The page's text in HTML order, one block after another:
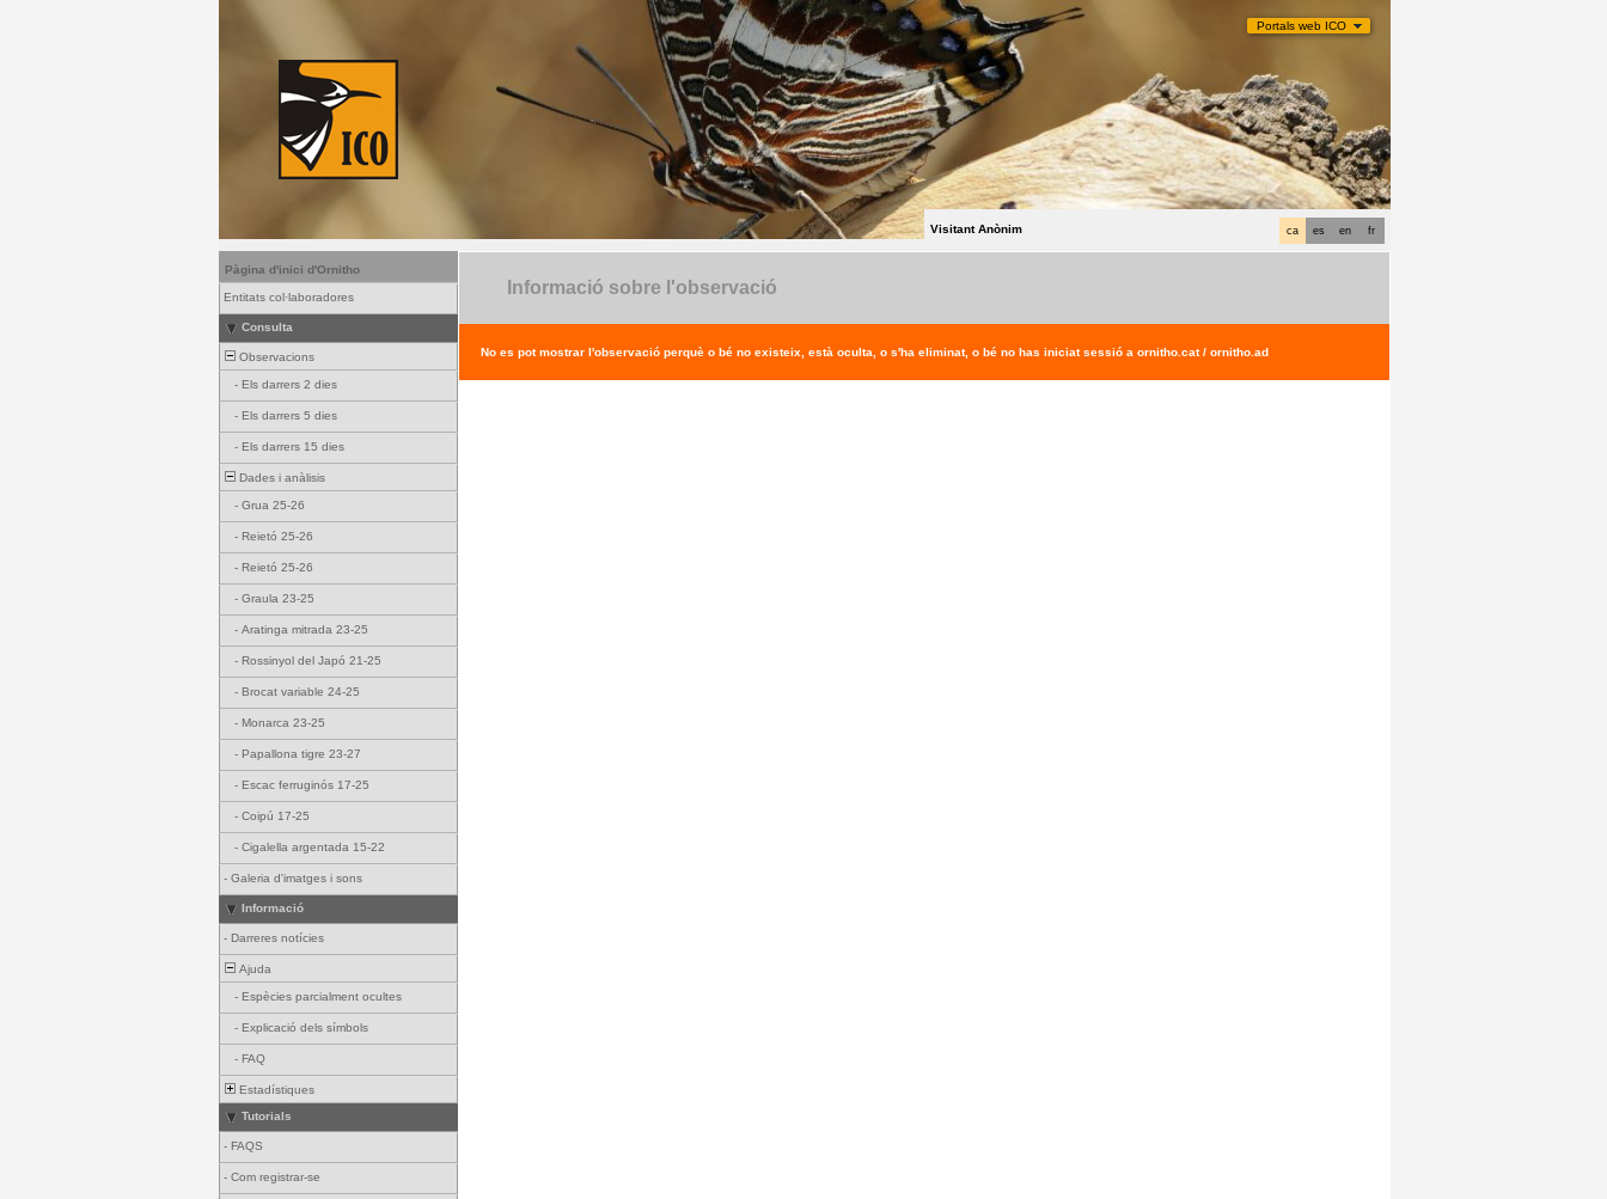
Portals web ICO
fr
en
es
ca
Visitant Anònim
Pàgina d'inici d'Ornitho
Entitats col·laboradores
Consulta
Observacions
- Els darrers 2 dies
- Els darrers 5 dies
- Els darrers 15 dies
Dades i anàlisis
- Grua 25-26
- Reietó 25-26
- Reietó 25-26
- Graula 23-25
- Aratinga mitrada 23-25
- Rossinyol del Japó 21-25
- Brocat variable 24-25
- Monarca 23-25
- Papallona tigre 23-27
- Escac ferruginós 17-25
- Coipú 17-25
- Cigalella argentada 15-22
- Galeria d'imatges i sons
Informació
- Darreres notícies
Ajuda
- Espècies parcialment ocultes
- Explicació dels símbols
- FAQ
Estadístiques
Tutorials
- FAQS
- Com registrar-se
Informació sobre l'observació
No es pot mostrar l'observació perquè o bé no existeix, està oculta, o s'ha eliminat, o bé no has iniciat sessió a ornitho.cat / ornitho.ad